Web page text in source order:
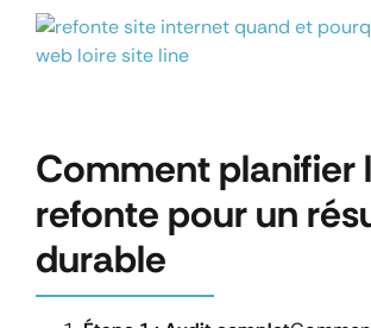
Comment planifier
refonte pour un
durable